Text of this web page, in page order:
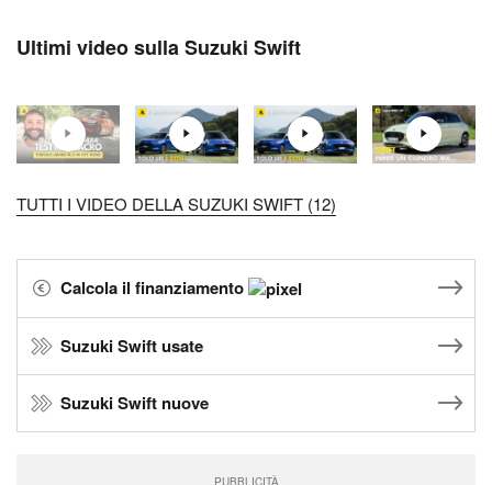
Ultimi video sulla Suzuki Swift
TUTTI I VIDEO DELLA SUZUKI SWIFT (12)
Calcola il finanziamento
Suzuki Swift usate
Suzuki Swift nuove